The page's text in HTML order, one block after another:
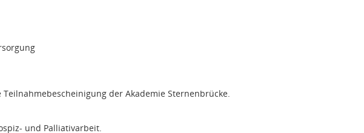
der Akademie Sternenbrücke.
und Palliativarbeit.